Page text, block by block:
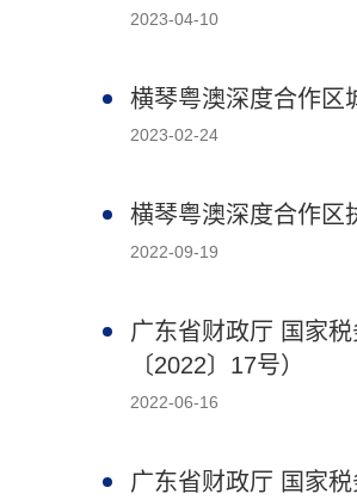
2023-04-10
横琴粤澳深度合作区
2023-02-24
横琴粤澳深度合作区
2022-09-19
广东省财政厅 国家
〔2022〕17号）
2022-06-16
广东省财政厅 国家